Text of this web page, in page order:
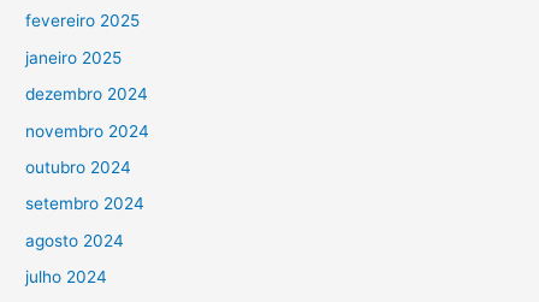
fevereiro 2025
janeiro 2025
dezembro 2024
novembro 2024
outubro 2024
setembro 2024
agosto 2024
julho 2024